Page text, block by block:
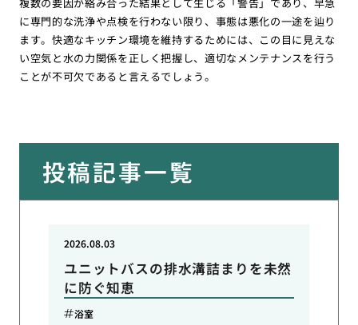
に専門的な洗浄や点検を行わない限り、事態は悪化の一途を辿り
ます。快適なキッチン環境を維持するためには、この目に見えな
い空気と水の力関係を正しく把握し、適切なメンテナンスを行う
ことが不可欠であると言えるでしょう。
投稿記事一覧
ユニットバスの排水溝詰まりを未然
に防ぐ知恵
2026.08.03
浴室